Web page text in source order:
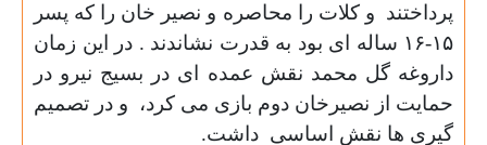
پرداختند و کلات را محاصره و نصیر خان را که پسر
۱۵-۱۶
ساله ای بود به قدرت نشاندند . در این زمان
داروغه گل محمد نقش عمده ای در بسیج نیرو در
حمایت از نصیرخان دوم بازی می کرد، و در تصمیم
گیری ها نقش اساسی داشت.